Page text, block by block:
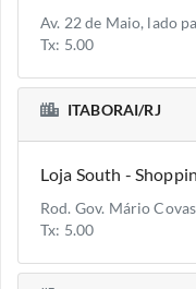
Av. 22 de Maio, lado
Tx: 5.00
ITABORAI/RJ
Loja South -
Rod. Gov. Mário
Tx: 5.00